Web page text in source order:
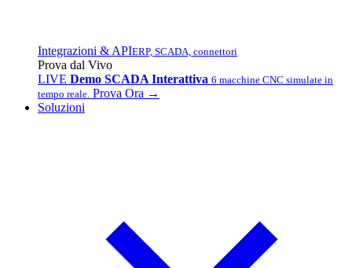
Integrazioni & APIERP, SCADA, connettori
Prova dal Vivo
LIVE Demo SCADA Interattiva 6 macchine CNC simulate in
tempo reale. Prova Ora →
Soluzioni